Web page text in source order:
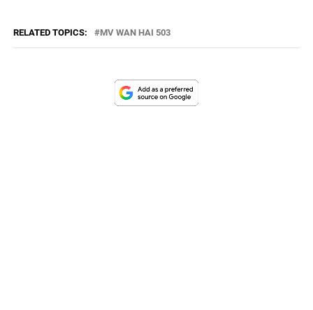
RELATED TOPICS: MV WAN HAI 503